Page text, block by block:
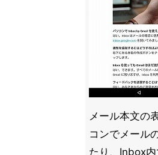
メール本文の
コンでメール
たり、Inbox